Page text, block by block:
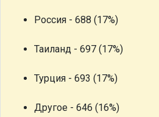
Россия - 688 (17%)
Таиланд - 697 (17%)
Турция - 693 (17%)
Другое - 646 (16%)